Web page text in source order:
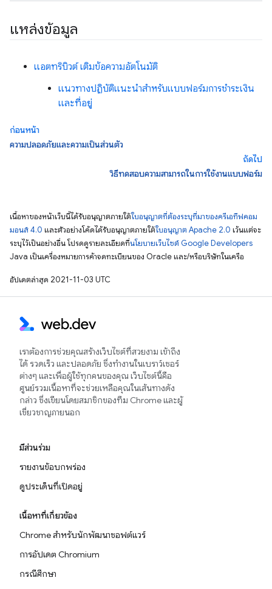
แหล่งข้อมูล
แอตทริบิวต์ เติมข้อความอัตโนมัติ
แนวทางปฏิบัติแนะนำสำหรับแบบฟอร์มการชำระเงิน
และที่อยู่
ก่อนหน้า
ความปลอดภัยและความเป็นส่วนตัว
ถัดไป
วิธีทดสอบความสามารถในการใช้งานแบบฟอร์ม
เนื้อหาของหน้าเว็บนี้ได้รับอนุญาตภายใต้ใบอนุญาตที่ต้องระบุที่มาของครีเอทีฟคอม
มอนส์ 4.0 และตัวอย่างโค้ดได้รับอนุญาตภายใต้ใบอนุญาต Apache 2.0 เว้นแต่จะ
ระบุไว้เป็นอย่างอื่น โปรดดูรายละเอียดที่นโยบายเว็บไซต์ Google Developers
Java เป็นเครื่องหมายการค้าจดทะเบียนของ Oracle และ/หรือบริษัทในเครือ
อัปเดตล่าสุด 2021-11-03 UTC
เราต้องการช่วยคุณสร้างเว็บไซต์ที่สวยงาม เข้าถึง
ได้ รวดเร็ว และปลอดภัย ซึ่งทำงานในเบราว์เซอร์
ต่างๆ และเพื่อผู้ใช้ทุกคนของคุณ เว็บไซต์นี้คือ
ศูนย์รวมเนื้อหาที่จะช่วยเหลือคุณในเส้นทางดัง
กล่าว ซึ่งเขียนโดยสมาชิกของทีม Chrome และผู้
เชี่ยวชาญภายนอก
มีส่วนร่วม
รายงานข้อบกพร่อง
ดูประเด็นที่เปิดอยู่
เนื้อหาที่เกี่ยวข้อง
Chrome สำหรับนักพัฒนาซอฟต์แวร์
การอัปเดต Chromium
กรณีศึกษา